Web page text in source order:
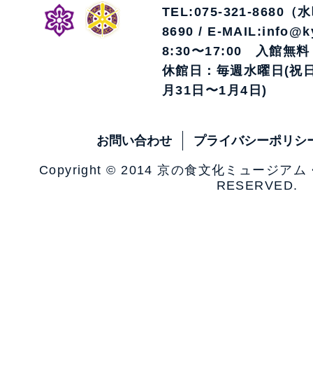
TEL:075-321-8680（
8690 / E-
8:30〜17:00 入館無料
休館日：毎週水曜日(祝
月31日〜1月4日)
お問い合わせ プライバシーポリシ
Copyright © 2014 京の食文化ミュージア
RESERVED.